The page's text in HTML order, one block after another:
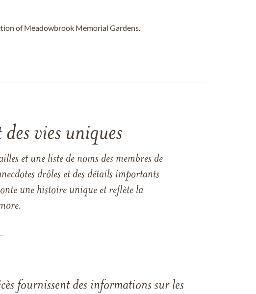
of Meadowbrook Memorial Gardens.
vies uniques
et une liste de noms des membres de
drôles et des détails importants
une histoire unique et reflète la
fournissent des informations sur les